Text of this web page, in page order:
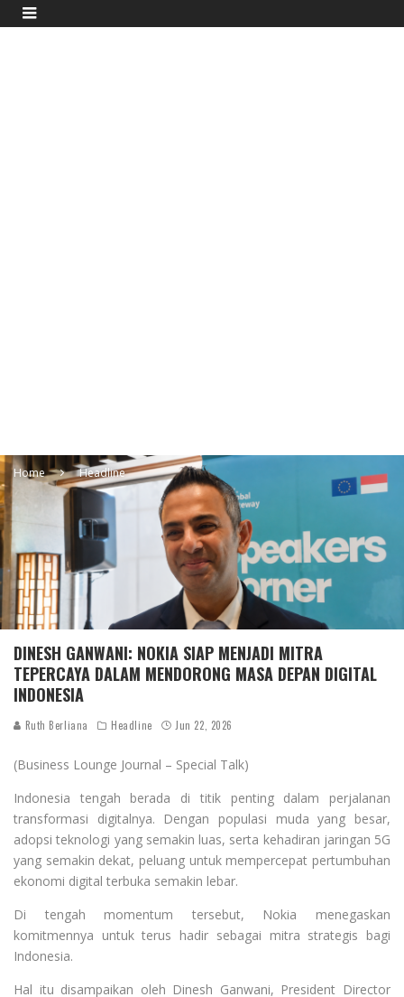
Home Headline
DINESH GANWANI: NOKIA SIAP MENJADI MITRA
TEPERCAYA DALAM MENDORONG MASA DEPAN DIGITAL
INDONESIA
Ruth Berliana Headline Jun 22, 2026
(Business Lounge Journal – Special Talk)
Indonesia tengah berada di titik penting dalam perjalanan
transformasi digitalnya. Dengan populasi muda yang besar,
adopsi teknologi yang semakin luas, serta kehadiran jaringan 5G
yang semakin dekat, peluang untuk mempercepat pertumbuhan
ekonomi digital terbuka semakin lebar.
Di tengah momentum tersebut, Nokia menegaskan
komitmennya untuk terus hadir sebagai mitra strategis bagi
Indonesia.
Hal itu disampaikan oleh Dinesh Ganwani, President Director